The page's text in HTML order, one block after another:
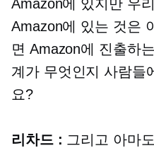
Amazon에 있지만 우
Amazon에 있는 것은
면 Amazon에 진출하
계가 무엇인지 사람들
요?
리차드 : 그리고 아마